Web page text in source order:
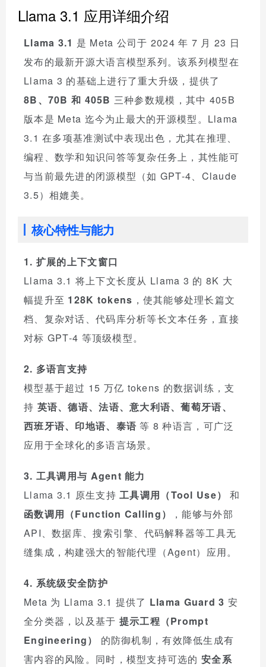
Llama 3.1 应用详细介绍
Llama 3.1 是 Meta 公司于 2024 年 7 月 23 日
发布的最新开源大语言模型系列。该系列模型在
Llama 3 的基础上进行了重大升级，提供了
8B、70B 和 405B 三种参数规模，其中 405B
版本是 Meta 迄今为止最大的开源模型。Llama
3.1 在多项基准测试中表现出色，尤其在推理、
编程、数学和知识问答等复杂任务上，其性能可
与当前最先进的闭源模型（如 GPT-4、Claude
3.5）相媲美。
核心特性与能力
1. 扩展的上下文窗口
Llama 3.1 将上下文长度从 Llama 3 的 8K 大
幅提升至 128K tokens ，使其能够处理长篇文
档、复杂对话、代码库分析等长文本任务，直接
对标 GPT-4 等顶级模型。
2. 多语言支持
模型基于超过 15 万亿 tokens 的数据训练，支
持 英语、德语、法语、意大利语、葡萄牙语、
西班牙语、印地语、泰语 等 8 种语言，可广泛
应用于全球化的多语言场景。
3. 工具调用与 Agent 能力
Llama 3.1 原生支持工具调用（Tool Use）
和
函数调用（Function Calling）
，能够与外部
API、数据库、搜索引擎、代码解释器等工具无
缝集成，构建强大的智能代理（Agent）应用。
4. 系统级安全防护
Meta 为 Llama 3.1 提供了 Llama Guard 3 安
全分类器，以及基于 提示工程（Prompt
Engineering）
的防御机制，有效降低生成有
害内容的风险。同时，模型支持可选的安全系